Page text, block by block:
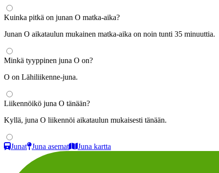
Kuinka pitkä on junan O matka-aika?
Junan O aikataulun mukainen matka-aika on noin tunti 35 minuuttia.
Minkä tyyppinen juna O on?
O on Lähiliikenne-juna.
Liikennöikö juna O tänään?
Kyllä, juna O liikennöi aikataulun mukaisesti tänään.
Junat Juna asemat Juna kartta